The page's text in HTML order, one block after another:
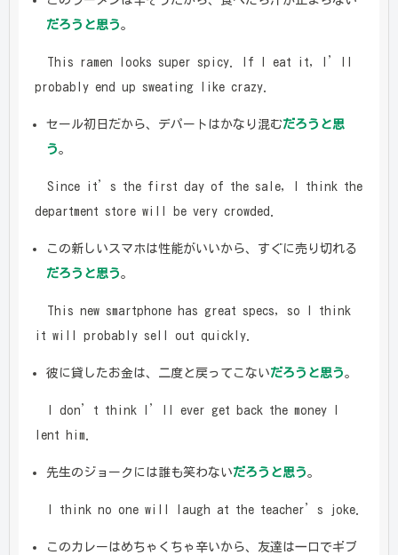
だろうと思う。
This ramen looks super spicy. If I eat it, I’ll
probably end up sweating like crazy.
セール初日だから、デパートはかなり混むだろうと思
う。
Since it’s the first day of the sale, I think the
department store will be very crowded.
この新しいスマホは性能がいいから、すぐに売り切れる
だろうと思う。
This new smartphone has great specs, so I think
it will probably sell out quickly.
彼に貸したお金は、二度と戻ってこないだろうと思う。
I don’t think I’ll ever get back the money I
lent him.
先生のジョークには誰も笑わないだろうと思う。
I think no one will laugh at the teacher’s joke.
このカレーはめちゃくちゃ辛いから、友達は一口でギブ